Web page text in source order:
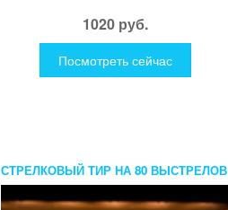
1020 руб.
Посмотреть сейчас
СТРЕЛКОВЫЙ ТИР НА 80 ВЫСТРЕЛОВ